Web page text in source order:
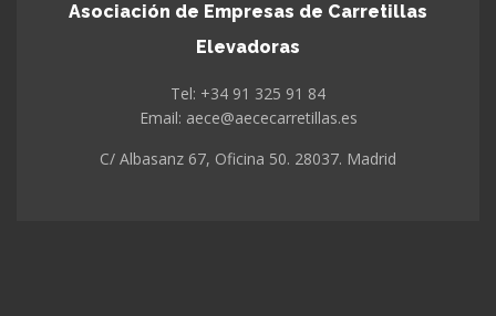
Asociación de Empresas de Carretillas
Elevadoras
Tel: +34 91 325 91 84
Email: aece@aececarretillas.es
C/ Albasanz 67, Oficina 50. 28037. Madrid